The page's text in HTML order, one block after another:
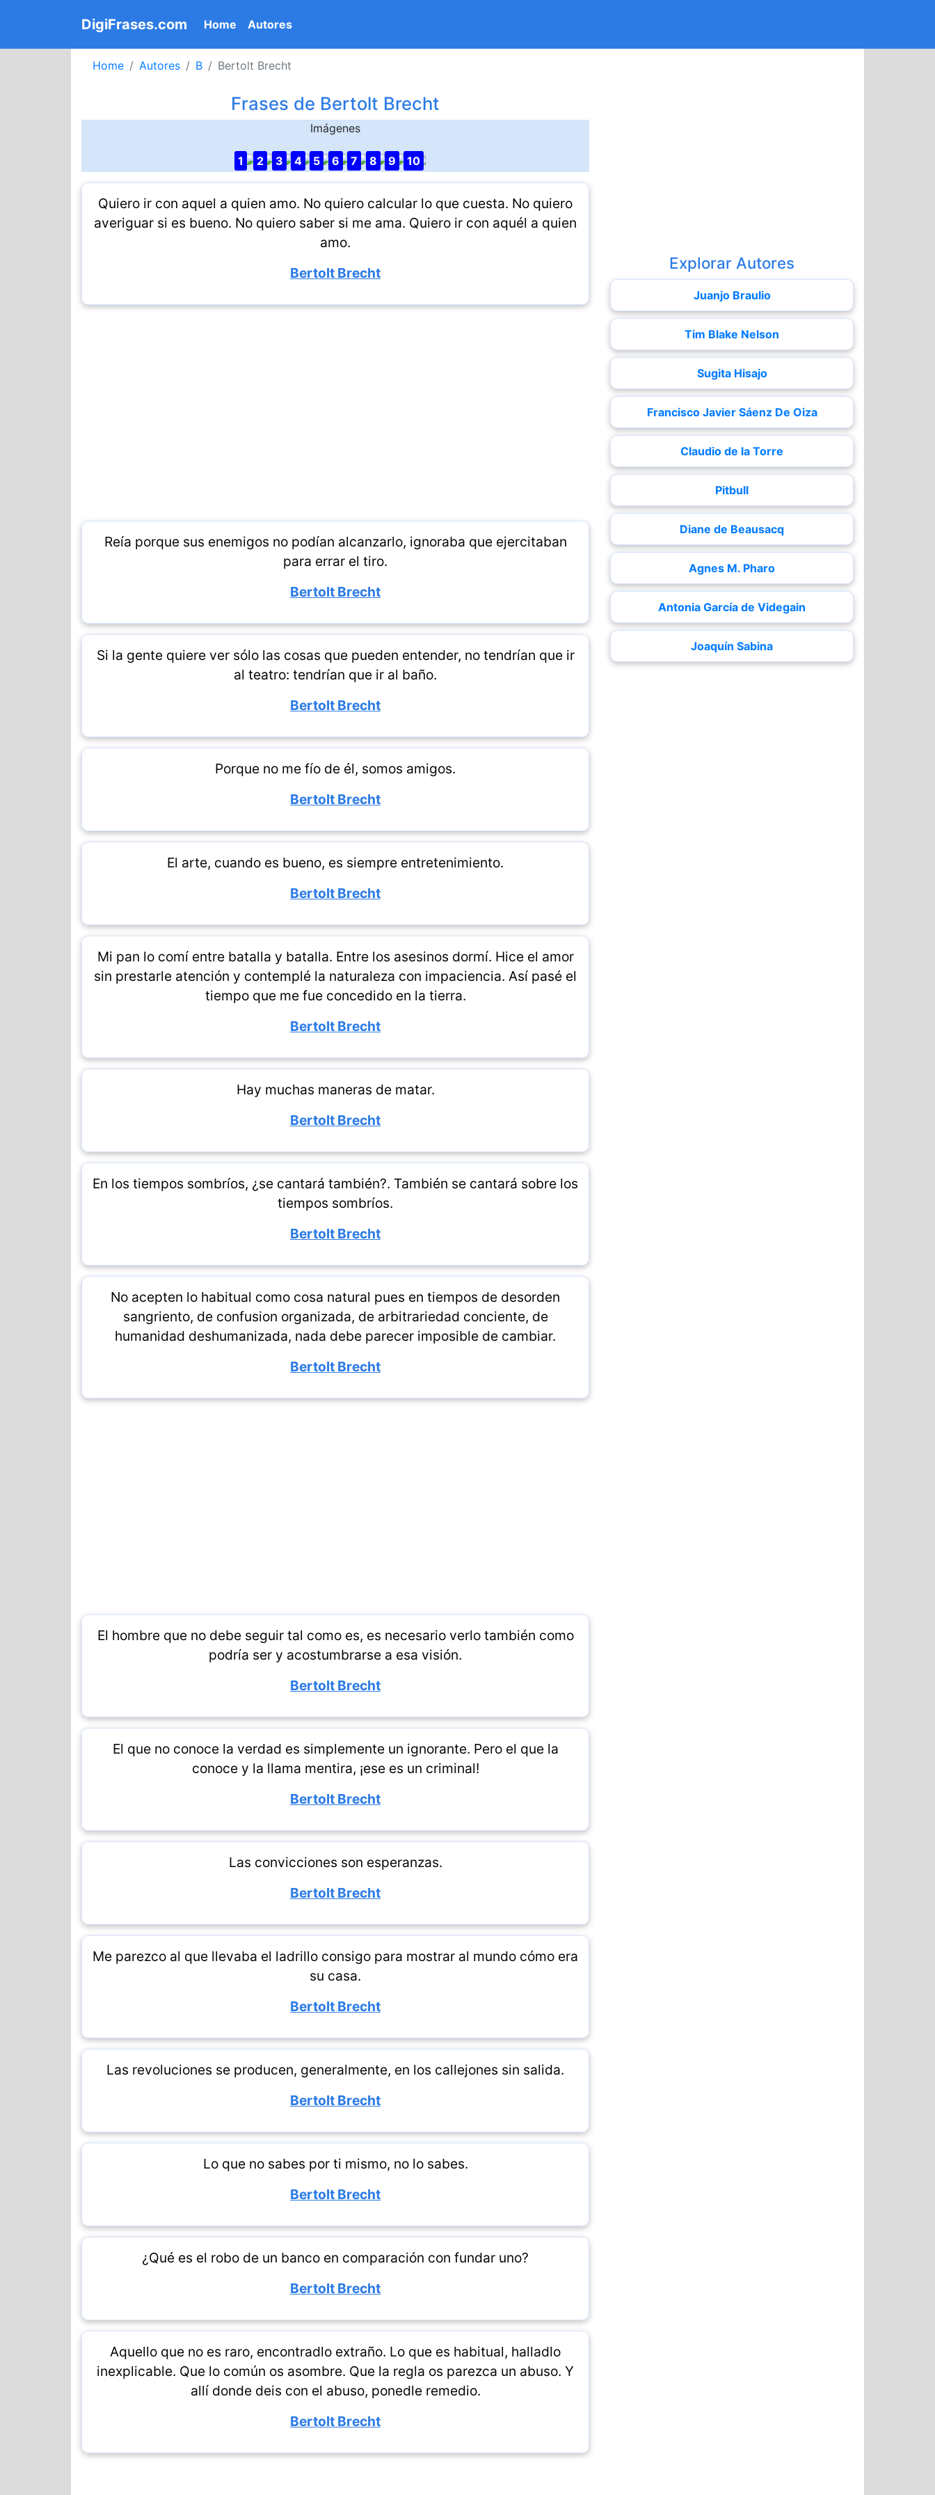
DigiFrases.com Home (current)
Autores
Home Autores B Bertolt Brecht
Frases de Bertolt Brecht
Imágenes
1 2 3 4 5 6 7 8 9 10
Quiero ir con aquel a quien amo. No quiero calcular lo que cuesta. No quiero
averiguar si es bueno. No quiero saber si me ama. Quiero ir con aquél a quien
amo.
Bertolt Brecht
Reía porque sus enemigos no podían alcanzarlo, ignoraba que ejercitaban
para errar el tiro.
Bertolt Brecht
Si la gente quiere ver sólo las cosas que pueden entender, no tendrían que ir
al teatro: tendrían que ir al baño.
Bertolt Brecht
Porque no me fío de él, somos amigos.
Bertolt Brecht
El arte, cuando es bueno, es siempre entretenimiento.
Bertolt Brecht
Mi pan lo comí entre batalla y batalla. Entre los asesinos dormí. Hice el amor
sin prestarle atención y contemplé la naturaleza con impaciencia. Así pasé el
tiempo que me fue concedido en la tierra.
Bertolt Brecht
Hay muchas maneras de matar.
Bertolt Brecht
En los tiempos sombríos, ¿se cantará también?. También se cantará sobre los
tiempos sombríos.
Bertolt Brecht
No acepten lo habitual como cosa natural pues en tiempos de desorden
sangriento, de confusion organizada, de arbitrariedad conciente, de
humanidad deshumanizada, nada debe parecer imposible de cambiar.
Bertolt Brecht
El hombre que no debe seguir tal como es, es necesario verlo también como
podría ser y acostumbrarse a esa visión.
Bertolt Brecht
El que no conoce la verdad es simplemente un ignorante. Pero el que la
conoce y la llama mentira, ¡ese es un criminal!
Bertolt Brecht
Las convicciones son esperanzas.
Bertolt Brecht
Me parezco al que llevaba el ladrillo consigo para mostrar al mundo cómo era
su casa.
Bertolt Brecht
Las revoluciones se producen, generalmente, en los callejones sin salida.
Bertolt Brecht
Lo que no sabes por ti mismo, no lo sabes.
Bertolt Brecht
¿Qué es el robo de un banco en comparación con fundar uno?
Bertolt Brecht
Aquello que no es raro, encontradlo extraño. Lo que es habitual, halladlo
inexplicable. Que lo común os asombre. Que la regla os parezca un abuso. Y
allí donde deis con el abuso, ponedle remedio.
Bertolt Brecht
Explorar Autores
Juanjo Braulio
Tim Blake Nelson
Sugita Hisajo
Francisco Javier Sáenz De Oiza
Claudio de la Torre
Pitbull
Diane de Beausacq
Agnes M. Pharo
Antonia García de Videgain
Joaquín Sabina